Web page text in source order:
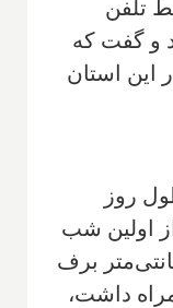
تلفن
و گفت که
این استان
در طول روز
اولین شب
بی‌وقفه که تا ۳۵ سانتی‌متر برف
داشت،